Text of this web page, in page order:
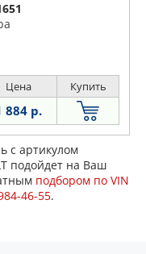
Цена Купить
884 р.
с артикулом
подойдет на Ваш
подбором по VIN
46-55.